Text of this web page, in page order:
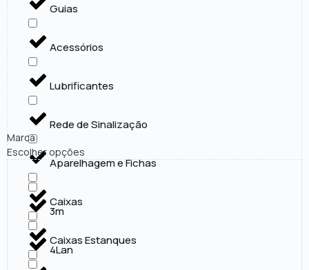
Guias
Acessórios
Lubrificantes
Rede de Sinalização
Aparelhagem e Fichas
Caixas
Caixas Estanques
Marca
Escolher opções
3m
4Lan